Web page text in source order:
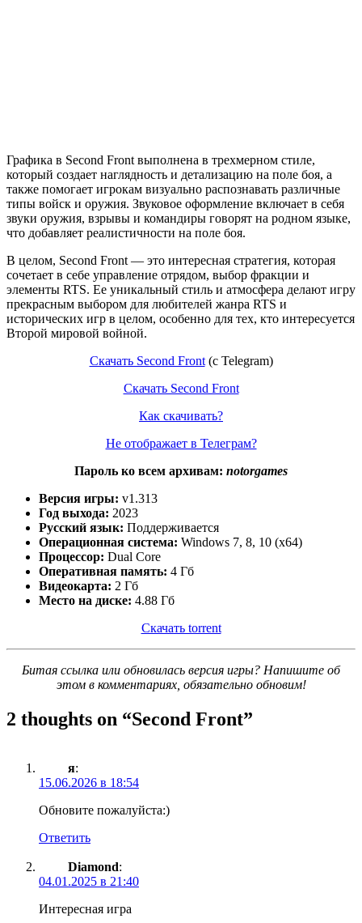
Графика в Second Front выполнена в трехмерном стиле,
который создает наглядность и детализацию на поле боя, а
также помогает игрокам визуально распознавать различные
типы войск и оружия. Звуковое оформление включает в себя
звуки оружия, взрывы и командиры говорят на родном языке,
что добавляет реалистичности на поле боя.
В целом, Second Front — это интересная стратегия, которая
сочетает в себе управление отрядом, выбор фракции и
элементы RTS. Ее уникальный стиль и атмосфера делают игру
прекрасным выбором для любителей жанра RTS и
исторических игр в целом, особенно для тех, кто интересуется
Второй мировой войной.
Скачать Second Front(c Telegram)
Скачать Second Front
Как скачивать?
Не отображает в Телеграм?
Пароль ко всем архивам: notorgames
Версия игры: v1.313
Год выхода: 2023
Русский язык: Поддерживается
Операционная система: Windows 7, 8, 10 (x64)
Процессор: Dual Core
Оперативная память: 4 Гб
Видеокарта: 2 Гб
Место на диске: 4.88 Гб
Скачать torrent
Битая ссылка или обновилась версия игры? Напишите об
этом в комментариях, обязательно обновим!
2 thoughts on “Second Front”
я:
15.06.2026 в 18:54
Обновите пожалуйста:)
Ответить
Diamond:
04.01.2025 в 21:40
Интересная игра